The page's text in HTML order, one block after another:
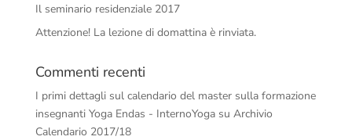
Il seminario residenziale 2017
Attenzione! La lezione di domattina è rinviata.
Commenti recenti
I primi dettagli sul calendario del master sulla formazione
insegnanti Yoga Endas - InternoYogasu Archivio
Calendario 2017/18